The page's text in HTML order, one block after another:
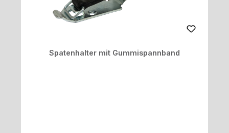
Spatenhalter mit Gummispannband